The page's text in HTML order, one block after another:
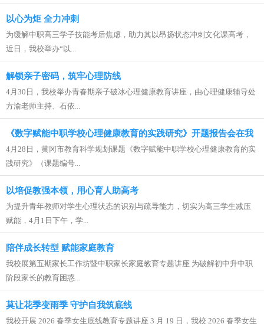
以心为炬 全力冲刺
为缓解中职高三学子技能考后焦虑，助力其以昂扬状态冲刺文化课高考，
近日，我校举办“以...
解锁亲子密码，筑牢心理防线
4月30日，我校举办青春期亲子破冰心理健康教育讲座，由心理健康辅导处
方渝老师主持、石依...
《数字赋能中职学校心理健康教育的实践研究》开题报告会在我
校顺利召开
4月28日，黄冈市教育科学规划课题《数字赋能中职学校心理健康教育的实
践研究》（课题编号...
以培促教强本领，用心育人助高考
为提升青年教师对学生心理状态的识别与疏导能力，切实为高三学生减压
赋能，4月1日下午，学...
陪伴成长转型 赋能家庭教育
我校展第五期家长工作坊暨中职家长家庭教育专题讲座 为破解初中升中职
阶段家长的教育困惑...
莫让花季变雨季 守护自我筑底线
我校开展 2026 春季女生底线教育专题讲座 3 月 19 日，我校 2026 春季女生